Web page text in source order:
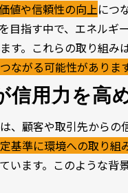
値や信頼性の向上につ
目指す中で、エネル
す。これらの取り組
ながる可能性がありま
信用力を高
、顧客や取引先からの
基準に環境への取り
います。このような背